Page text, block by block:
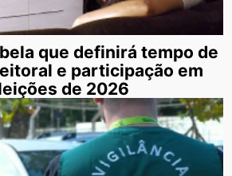
que definirá tempo de
e participação em
de 2026